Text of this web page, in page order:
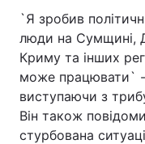
`Я зробив
люди на Сумщині,
Криму та інших
може працювати`
виступаючи з
Він також
стурбована